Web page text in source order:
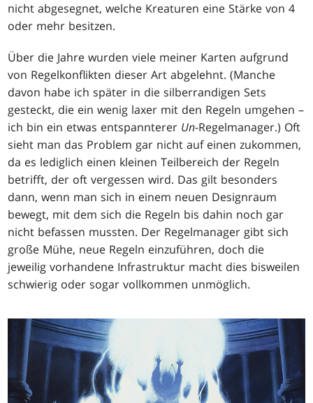
nicht abgesegnet, welche Kreaturen eine Stärke von 4
oder mehr besitzen.
Über die Jahre wurden viele meiner Karten aufgrund
von Regelkonflikten dieser Art abgelehnt. (Manche
davon habe ich später in die silberrandigen Sets
gesteckt, die ein wenig laxer mit den Regeln umgehen –
ich bin ein etwas entspannterer Un-Regelmanager.) Oft
sieht man das Problem gar nicht auf einen zukommen,
da es lediglich einen kleinen Teilbereich der Regeln
betrifft, der oft vergessen wird. Das gilt besonders
dann, wenn man sich in einem neuen Designraum
bewegt, mit dem sich die Regeln bis dahin noch gar
nicht befassen mussten. Der Regelmanager gibt sich
große Mühe, neue Regeln einzuführen, doch die
jeweilig vorhandene Infrastruktur macht dies bisweilen
schwierig oder sogar vollkommen unmöglich.